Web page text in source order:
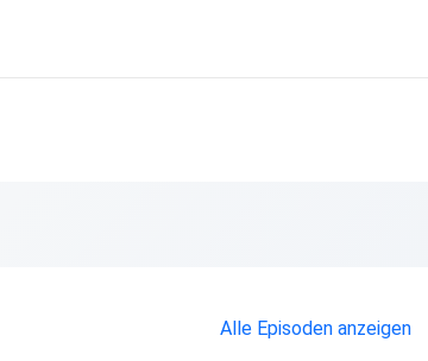
Alle Episoden anzeigen